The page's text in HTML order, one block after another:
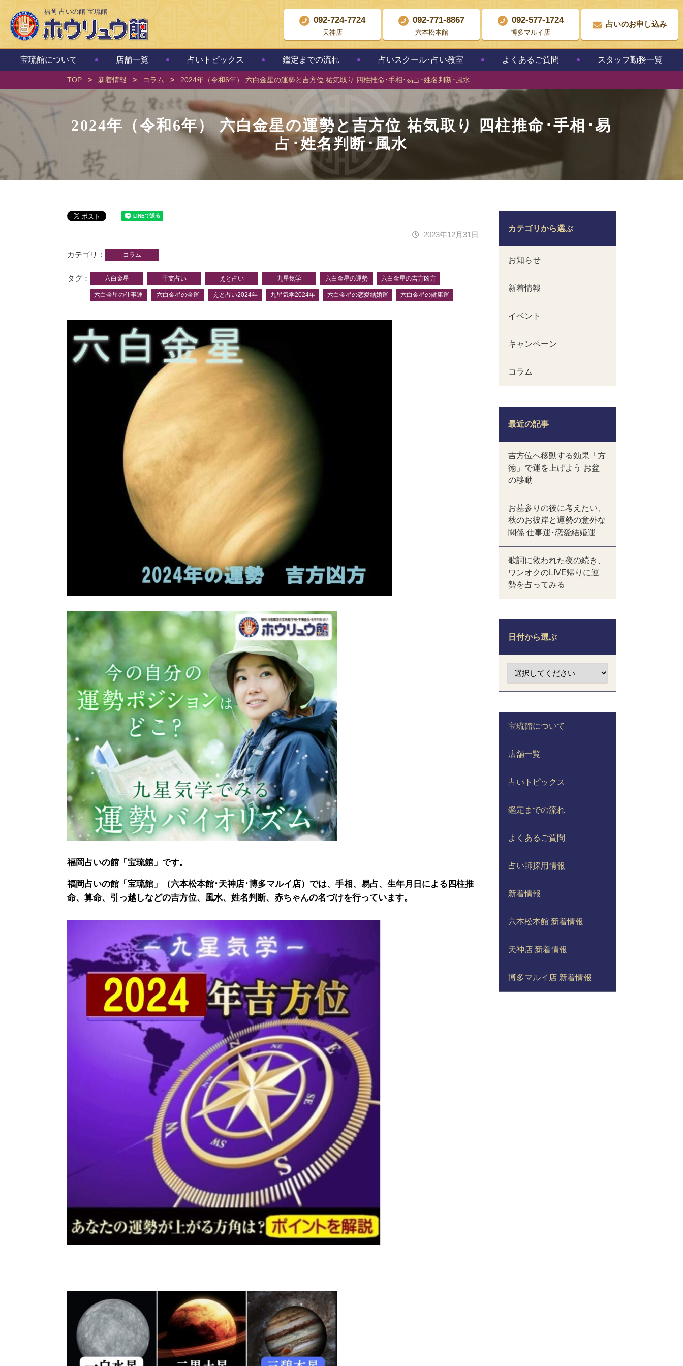
福岡 占いの館 宝琉館
092-724-7724
天神店
092-771-8867
六本松本館
092-577-1724
博多マルイ店
占いのお申し込み
宝琉館について 店舗一覧 占いトピックス 鑑定までの流れ 占いスクール･占い教室 よくあるご質問 スタッフ勤務一覧
TOP > 新着情報 > コラム > 2024年（令和6年） 六白金星の運勢と吉方位 祐気取り 四柱推命･手相･易占･姓名判断･風水
2024年（令和6年） 六白金星の運勢と吉方位 祐気取り 四柱推命･手相･易
占･姓名判断･風水
2023年12月31日
カテゴリ コラム
タグ 六白金星 干支占い えと占い 九星気学 六白金星の運勢 六白金星の吉方凶方
六白金星の仕事運 六白金星の金運 えと占い2024年 九星気学2024年 六白金星の恋愛結婚運 六白金星の健康運
福岡占いの館「宝琉館」です。
福岡占いの館「宝琉館」（六本松本館･天神店･博多マルイ店）では、手相、易占、生年月日による四柱推
命、算命、引っ越しなどの吉方位、風水、姓名判断、赤ちゃんの名づけを行っています。
カテゴリから選ぶ
お知らせ
新着情報
イベント
キャンペーン
コラム
最近の記事
吉方位へ移動する効果「方
徳」で運を上げよう お盆
の移動
お墓参りの後に考えたい、
秋のお彼岸と運勢の意外な
関係 仕事運･恋愛結婚運
歌詞に救われた夜の続き、
ワンオクのLIVE帰りに運
勢を占ってみる
日付から選ぶ
宝琉館について
店舗一覧
占いトピックス
鑑定までの流れ
よくあるご質問
占い師採用情報
新着情報
六本松本館 新着情報
天神店 新着情報
博多マルイ店 新着情報